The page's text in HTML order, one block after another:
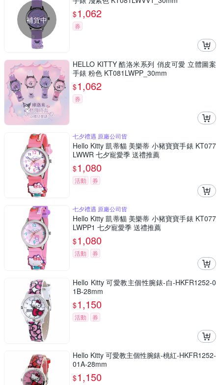
補貨中
$1,062
券
HELLO KITTY 酷洛米系列 俏皮可愛 立體圖案
手錶 粉色 KT081LWPP_30mm
$1,062
券
七夕禮遇 原廠公司貨
Hello Kitty 凱蒂貓 美樂蒂 小豬寶寶手錶 KT077
LWWR 七夕寵愛季 送禮推薦
$1,080
活動 券
七夕禮遇 原廠公司貨
Hello Kitty 凱蒂貓 美樂蒂 小豬寶寶手錶 KT077
LWPP1 七夕寵愛季 送禮推薦
$1,080
活動 券
Hello Kitty 可愛教主個性腕錶-白-HKFR1252-0
1B-28mm
$1,150
活動 券
Hello Kitty 可愛教主個性腕錶-桃紅-HKFR1252-
01A-28mm
$1,150